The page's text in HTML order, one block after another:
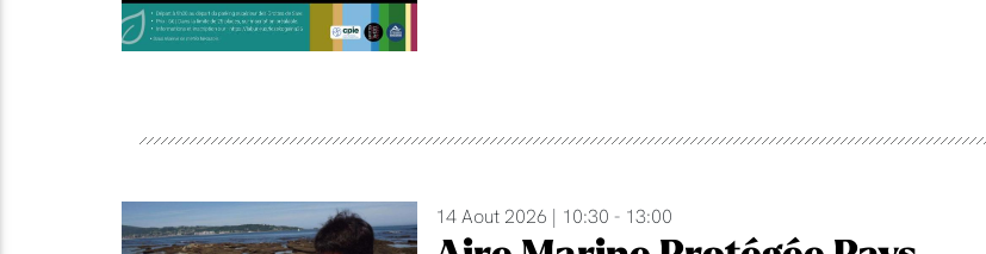
14 Aout 2026 | 10:30 - 13:00